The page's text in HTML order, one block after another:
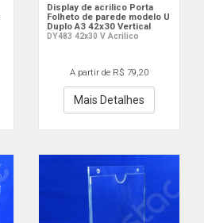
Display de acrilico Porta
Folheto de parede modelo U
Duplo A3 42x30 Vertical
DY483 42x30 V Acrilico
A partir de R$ 79,20
Mais Detalhes